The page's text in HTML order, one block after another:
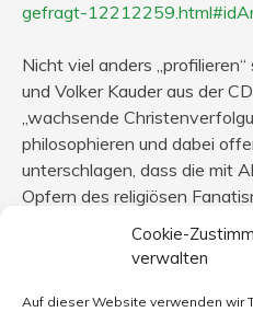
Cookie-
verwalten
Auf dieser Website verwenden wir
gefragt-
Nicht viel anders
und Volker Kauder aus der
„wachsende
philosophieren und dabei
unterschlagen, dass die mit
Opfern des religiösen
Es stellt sich die Frage, wie
unsäglichen Bemerkungen